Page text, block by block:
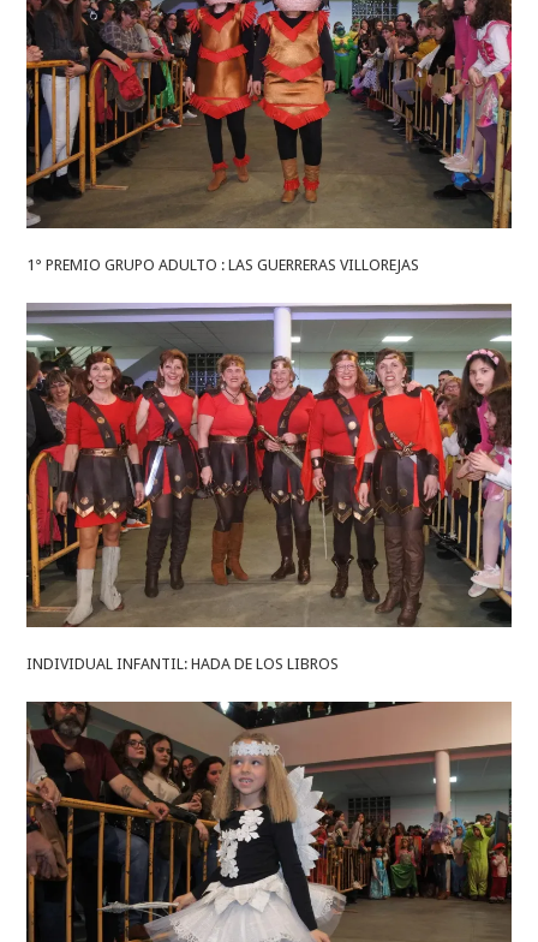
1° PREMIO GRUPO ADULTO : LAS GUERRERAS VILLOREJAS
INDIVIDUAL INFANTIL: HADA DE LOS LIBROS